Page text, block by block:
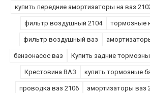
купить передние амортизаторы на ваз
фильтр воздушный 2104 тормозные
фильтр воздушный ваз
бензонасос ваз Купить задние
Крестовина ВАЗ купить тормозные
проводка ваз 2106 амортизаторы ваз